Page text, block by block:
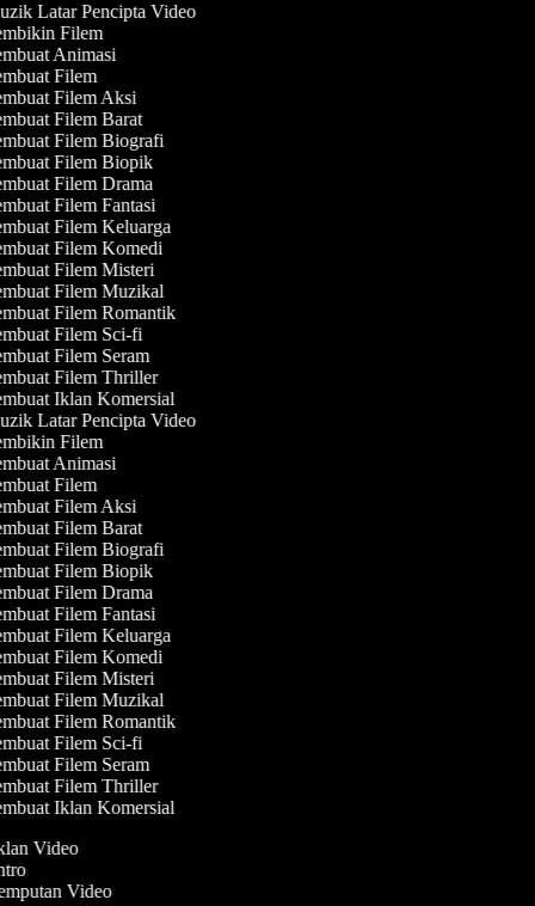
Latar Pencipta Video
Filem
Animasi
Filem
Filem Aksi
Filem Barat
Filem Biografi
Filem Biopik
Filem Drama
Filem Fantasi
Filem Keluarga
Filem Komedi
Filem Misteri
Filem Muzikal
Filem Romantik
Filem Sci-fi
Filem Seram
Filem Thriller
Iklan Komersial
Latar Pencipta Video
Filem
Animasi
Filem
Filem Aksi
Filem Barat
Filem Biografi
Filem Biopik
Filem Drama
Filem Fantasi
Filem Keluarga
Filem Komedi
Filem Misteri
Filem Muzikal
Filem Romantik
Filem Sci-fi
Filem Seram
Filem Thriller
Iklan Komersial
Video
Video